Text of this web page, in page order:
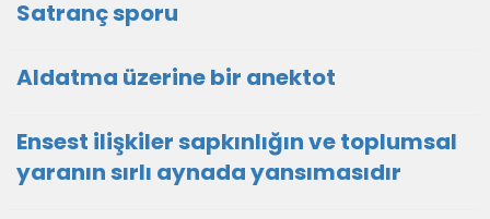
Satranç sporu
Aldatma üzerine bir anektot
Ensest ilişkiler sapkınlığın ve toplumsal
yaranın sırlı aynada yansımasıdır